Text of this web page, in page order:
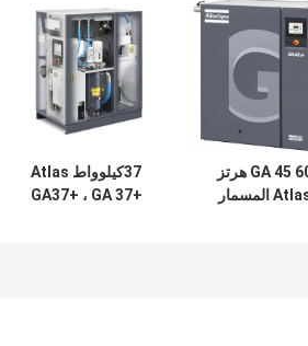
GA 45 60 هرتز
Atlas المسمار
37كيلوواط Atlas
GA37+ ، GA 37+